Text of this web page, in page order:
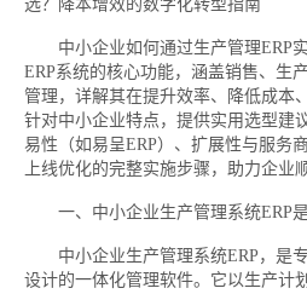
选？降本增效的数字化转型指南
中小企业如何通过生产管理ERP
ERP系统的核心功能，涵盖销售、生
管理，详解其在提升效率、降低成本
针对中小企业特点，提供实用选型建
易性（如易呈ERP）、扩展性与服务
上线优化的完整实施步骤，助力企业
一、中小企业生产管理系统ERP
中小企业生产管理系统ERP，是专
设计的一体化管理软件。它以生产计